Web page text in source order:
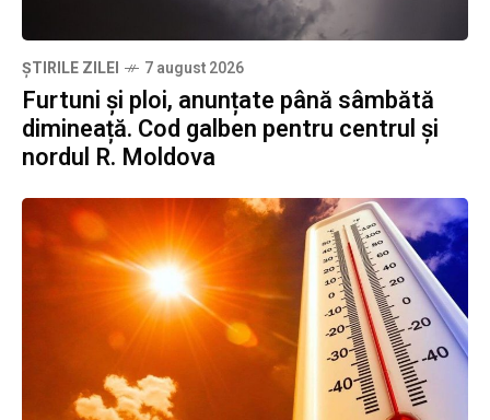
ȘTIRILE ZILEI 7 august 2026
Furtuni și ploi, anunțate până sâmbătă
dimineață. Cod galben pentru centrul și
nordul R. Moldova